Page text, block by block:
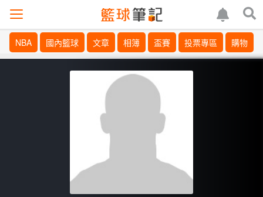
NBA 國內籃球 文章 相簿 盃賽 投票專區 購物